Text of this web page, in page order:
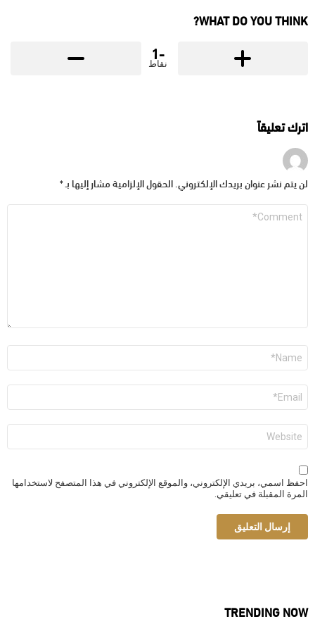
WHAT DO YOU THINK?
-1
نقاط
اترك تعليقاً
لن يتم نشر عنوان بريدك الإلكتروني.الحقول الإلزامية مشار إليها بـ*
البريد
الإلكتروني
*
الموقع
الإلكتروني
احفظ اسمي، بريدي الإلكتروني، والموقع الإلكتروني في هذا المتصفح لاستخدامها
المرة المقبلة في تعليقي.
TRENDING NOW